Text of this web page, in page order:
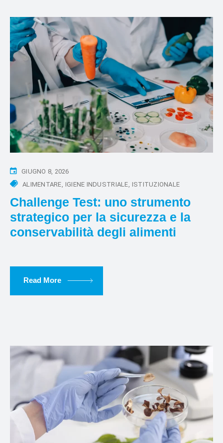
GIUGNO 8, 2026
ALIMENTARE IGIENE INDUSTRIALE ISTITUZIONALE
Challenge Test: uno strumento
strategico per la sicurezza e la
conservabilità degli alimenti
Read More